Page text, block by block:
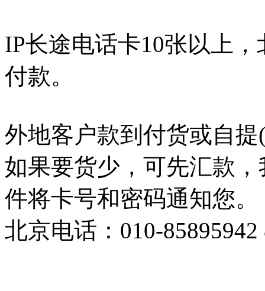
IP长途电话卡10张以上
付款。
外地客户款到付货或自
如果要货少，可先汇款
件将卡号和密码通知您。
北京电话：010-